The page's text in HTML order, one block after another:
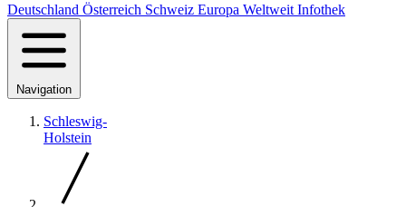
Deutschland Österreich Schweiz Europa Weltweit Infothek
Navigation
Schleswig-
Holstein